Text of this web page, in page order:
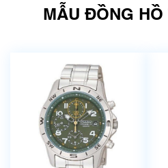
MẪU ĐỒNG